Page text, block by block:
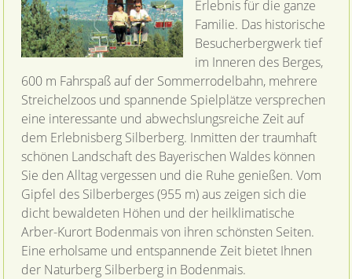
Erlebnis für die ganze
Familie. Das historische
Besucherbergwerk tief
im Inneren des Berges,
600 m Fahrspaß auf der Sommerrodelbahn, mehrere
Streichelzoos und spannende Spielplätze versprechen
eine interessante und abwechslungsreiche Zeit auf
dem Erlebnisberg Silberberg. Inmitten der traumhaft
schönen Landschaft des Bayerischen Waldes können
Sie den Alltag vergessen und die Ruhe genießen. Vom
Gipfel des Silberberges (955 m) aus zeigen sich die
dicht bewaldeten Höhen und der heilklimatische
Arber-Kurort Bodenmais von ihren schönsten Seiten.
Eine erholsame und entspannende Zeit bietet Ihnen
der Naturberg Silberberg in Bodenmais.